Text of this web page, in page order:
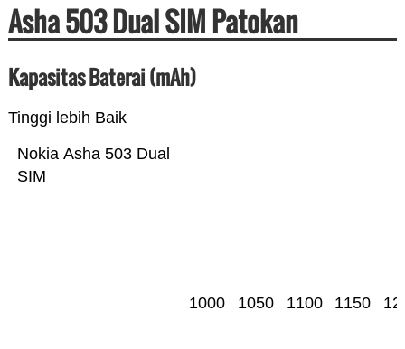
Asha 503 Dual SIM Patokan
Kapasitas Baterai (mAh)
Tinggi lebih Baik
Nokia Asha 503 Dual
SIM
1000 1050 1100 1150